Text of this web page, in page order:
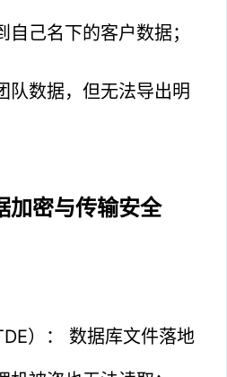
己名下的客户数据；
队数据，但无法导出明
加密与传输安全
）： 数据库文件落地